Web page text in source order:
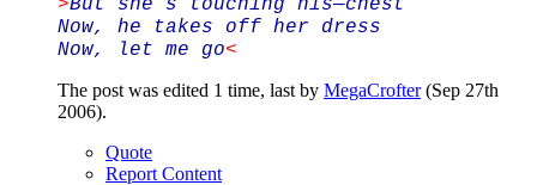
>But she’s touching his—chest
Now, he takes off her dress
Now, let me go<
The post was edited 1 time, last by MegaCrofter(Sep 27th
2006).
Quote
Report Content